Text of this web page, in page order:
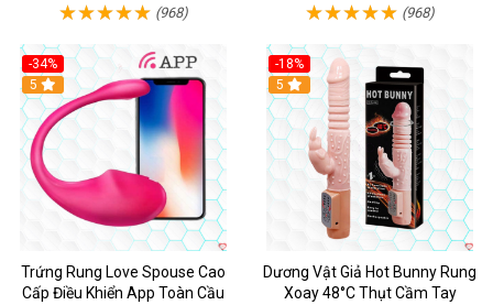
(968) (968)
-34%
5
Trứng Rung Love Spouse Cao
Cấp Điều Khiển App Toàn Cầu
-18%
Hot
5
Dương Vật Giả Hot Bunny Rung
Xoay 48°C Thụt Cầm Tay